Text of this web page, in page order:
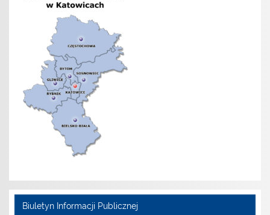
Biuletyn Informacji Publicznej